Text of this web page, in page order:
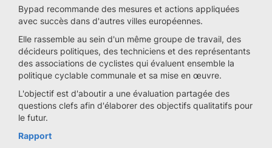
Bypad recommande des mesures et actions appliquées
avec succès dans d'autres villes européennes.
Elle rassemble au sein d'un même groupe de travail, des
décideurs politiques, des techniciens et des représentants
des associations de cyclistes qui évaluent ensemble la
politique cyclable communale et sa mise en œuvre.
L'objectif est d'aboutir a une évaluation partagée des
questions clefs afin d'élaborer des objectifs qualitatifs pour
le futur.
Rapport